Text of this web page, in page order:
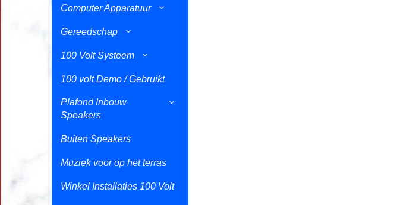
Computer Apparatuur
Gereedschap
100 Volt Systeem
100 volt Demo / Gebruikt
Plafond Inbouw
Speakers
Buiten Speakers
Muziek voor op het terras
Winkel Installaties 100 Volt